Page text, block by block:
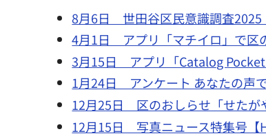
8月6日 世田谷区民意識調査2025
4月1日 アプリ「マチイロ」で区
3月15日 アプリ「Catalog Pocket
1月24日 アンケート あなたの声
12月25日 区のおしらせ「せたが
12月15日 写真ニュース特集号【